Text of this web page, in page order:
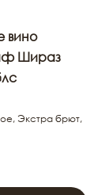
вино
Шираз
Экстра брют,